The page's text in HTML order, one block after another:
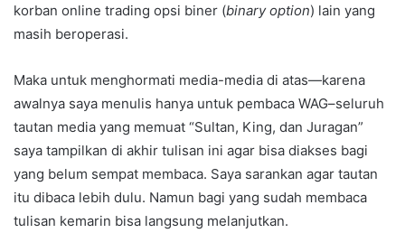
korban online trading opsi biner (binary option) lain yang
masih beroperasi.
Maka untuk menghormati media-media di atas—karena
awalnya saya menulis hanya untuk pembaca WAG–seluruh
tautan media yang memuat “Sultan, King, dan Juragan”
saya tampilkan di akhir tulisan ini agar bisa diakses bagi
yang belum sempat membaca. Saya sarankan agar tautan
itu dibaca lebih dulu. Namun bagi yang sudah membaca
tulisan kemarin bisa langsung melanjutkan.